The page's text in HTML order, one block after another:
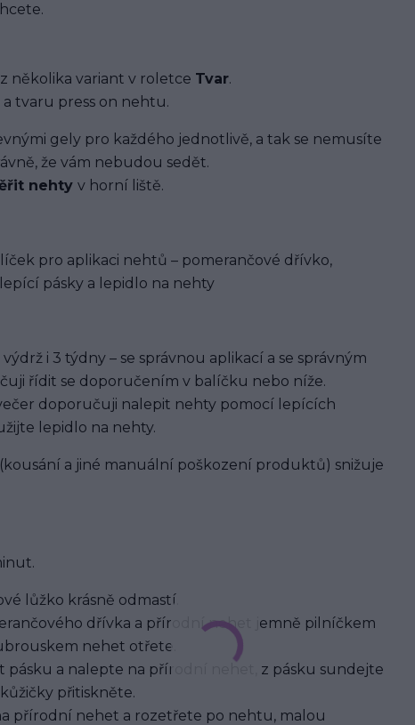
několika variant v roletce Tvar.
tvaru press on nehtu.
gely pro každého jednotlivě, a tak se nemusíte
že vám nebudou sedět.
nehty v horní liště.
pro aplikaci nehtů – pomerančové dřívko,
pásky a lepidlo na nehty
i 3 týdny – se správnou aplikací a se správným
řídit se doporučením v balíčku nebo níže.
doporučuji nalepit nehty pomocí lepících
lepidlo na nehty.
a jiné manuální poškození produktů) snižuje
lůžko krásně odmastí.
dřívka a přírodní nehet jemně pilníčkem
nehet otřete.
pásku a nalepte na přírodní nehet, z pásku sundejte
přitiskněte.
přírodní nehet a rozetřete po nehtu, malou